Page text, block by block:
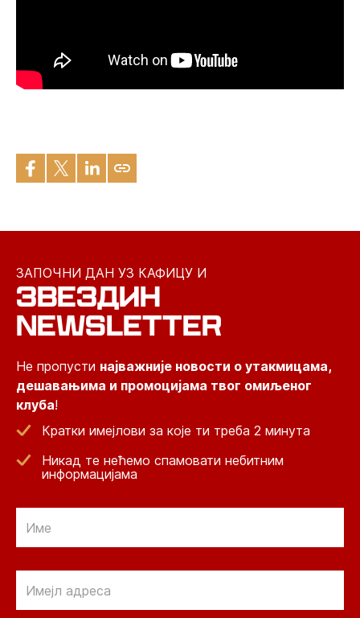
ЗАПОЧНИ ДАН УЗ КАФИЦУ И
ЗВЕЗДИН
NEWSLETTER
Не пропусти најважније новости о утакмицама,
дешавањима и промоцијама твог омиљеног
клуба!
Кратки имејлови за које ти треба 2 минута
Никад те нећемо спамовати небитним
информацијама